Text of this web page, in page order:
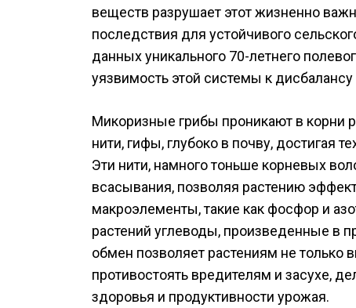
веществ разрушает этот жизненно
последствия для устойчивого
данных уникального 70-летнего
уязвимость этой системы к
Микоризные грибы проникают в корни
нити, гифы, глубоко в почву, достигая
Эти нити, намного тоньше корневых
всасывания, позволяя растению
макроэлементы, такие как фосфор и
растений углеводы, произведенные в
обмен позволяет растениям не только
противостоять вредителям и засухе,
здоровья и продуктивности урожая.